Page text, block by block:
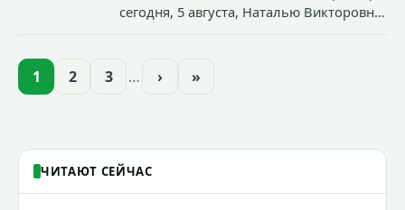
сегодня, 5 августа, Наталью Викторовну
образовательного учреждения.
1 2 3 … › »
ЧИТАЮТ СЕЙЧАС